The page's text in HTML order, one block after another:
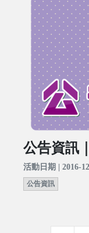
公告資訊
活動日期 | 2016-
公告資訊